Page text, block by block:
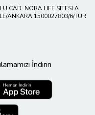
CAD. NORA LIFE SITESI A
ANKARA 1500027803/6/TUR
İndirin